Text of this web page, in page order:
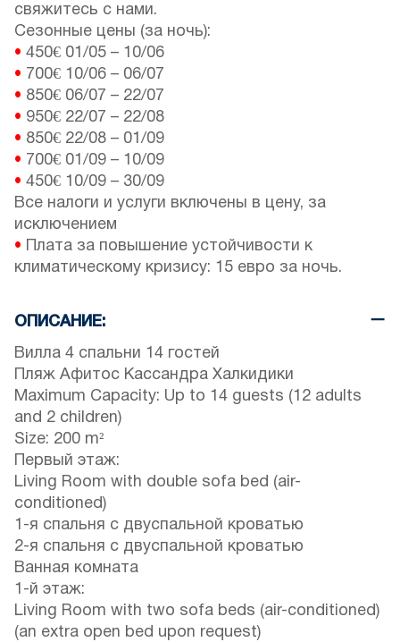
свяжитесь с нами.
Сезонные цены (за ночь):
• 450€ 01/05 – 10/06
• 700€ 10/06 – 06/07
• 850€ 06/07 – 22/07
• 950€ 22/07 – 22/08
• 850€ 22/08 – 01/09
• 700€ 01/09 – 10/09
• 450€ 10/09 – 30/09
Все налоги и услуги включены в цену, за
исключением
• Плата за повышение устойчивости к
климатическому кризису: 15 евро за ночь.
ОПИСАНИЕ:
Вилла 4 спальни 14 гостей
Пляж Афитос Кассандра Халкидики
Maximum Capacity: Up to 14 guests (12 adults
and 2 children)
Size: 200 m²
Первый этаж:
Living Room with double sofa bed (air-
conditioned)
1-я спальня с двуспальной кроватью
2-я спальня с двуспальной кроватью
Ванная комната
1-й этаж:
Living Room with two sofa beds (air-conditioned)
(an extra open bed upon request)